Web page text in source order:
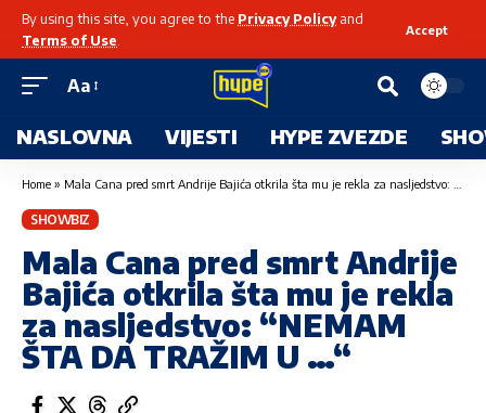
By using this site, you agree to the Privacy Policyand
Terms of Use
Accept
Aa
NASLOVNA VIJESTI HYPE ZVEZDE
Home » Mala Cana pred smrt Andrije Bajića otkrila šta mu je rekla za nasljedstvo: “NEMAM ŠTA DA TRAŽIM U …“
SHOWBIZ
Mala Cana pred smrt Andrije
Bajića otkrila šta mu je rekla
za nasljedstvo: “NEMAM
ŠTA DA TRAŽIM U …“